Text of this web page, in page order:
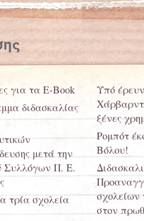
για τα E-Book
διδασκαλίας
μετά την
Συλλόγων Π. Ε.
τρία σχολεία
Υπό
Χάρβαρντ
ξένες
Ρομπότ
Βόλου!
σχολείων
στον